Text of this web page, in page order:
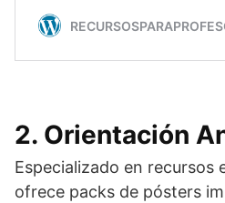
2. Orientación
Especializado en recursos
ofrece packs de pósters